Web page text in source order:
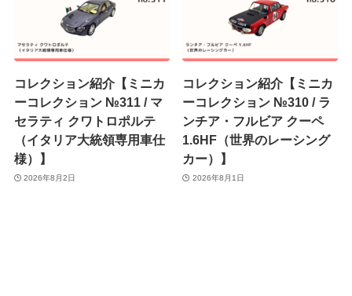
コレクション紹介【ミニカ
ーコレクション №311 / マ
セラティ クワトロポルテ
（イタリア大統領専用車仕
様）】
2026年8月2日
コレクション紹介【ミニカ
ーコレクション №310 / ラ
ンチア・フルビア クーペ
1.6HF（世界のレーシング
カー）】
2026年8月1日